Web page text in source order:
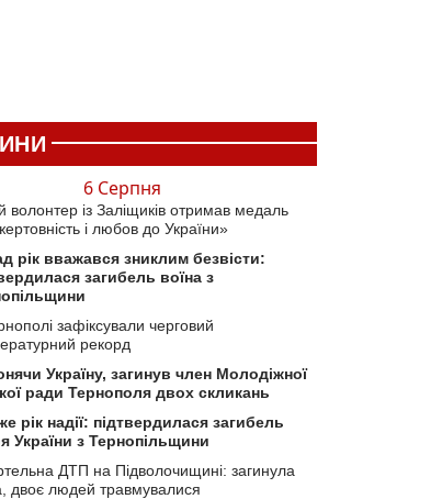
6 Серпня
волонтер із Заліщиків отримав медаль
і любов до України»
рік вважався зниклим безвісти:
загибель воїна з
зафіксували черговий
рекорд
Україну, загинув член Молодіжної
ради Тернополя двох скликань
рік надії: підтвердилася загибель
України з Тернопільщини
ДТП на Підволочищині: загинула
двоє людей травмувалися